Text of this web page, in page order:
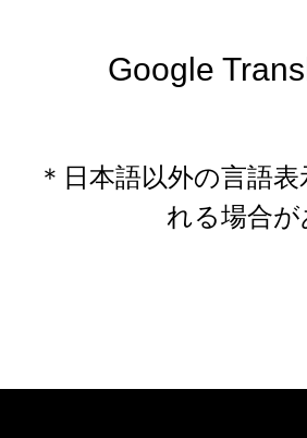
Google
＊日本語以外の言語
れる場合